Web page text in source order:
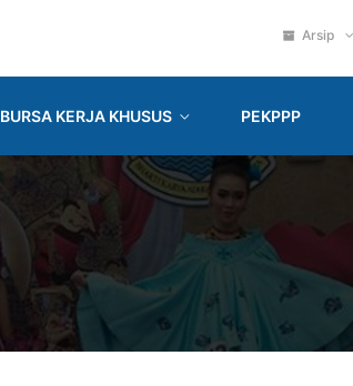
Arsip
BURSA KERJA KHUSUS PEKPPP